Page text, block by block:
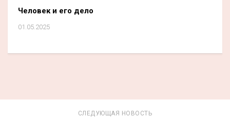
Человек и его дело
01.05.2025
СЛЕДУЮЩАЯ НОВОСТЬ